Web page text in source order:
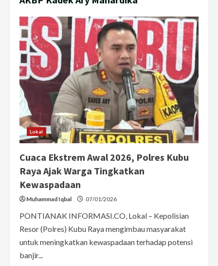
Lokal
Cuaca Ekstrem Awal 2026, Polres Kubu
Raya Ajak Warga Tingkatkan
Kewaspadaan
Muhammad Iqbal 07/01/2026
PONTIANAK INFORMASI.CO, Lokal – Kepolisian
Resor (Polres) Kubu Raya mengimbau masyarakat
untuk meningkatkan kewaspadaan terhadap potensi
banjir...